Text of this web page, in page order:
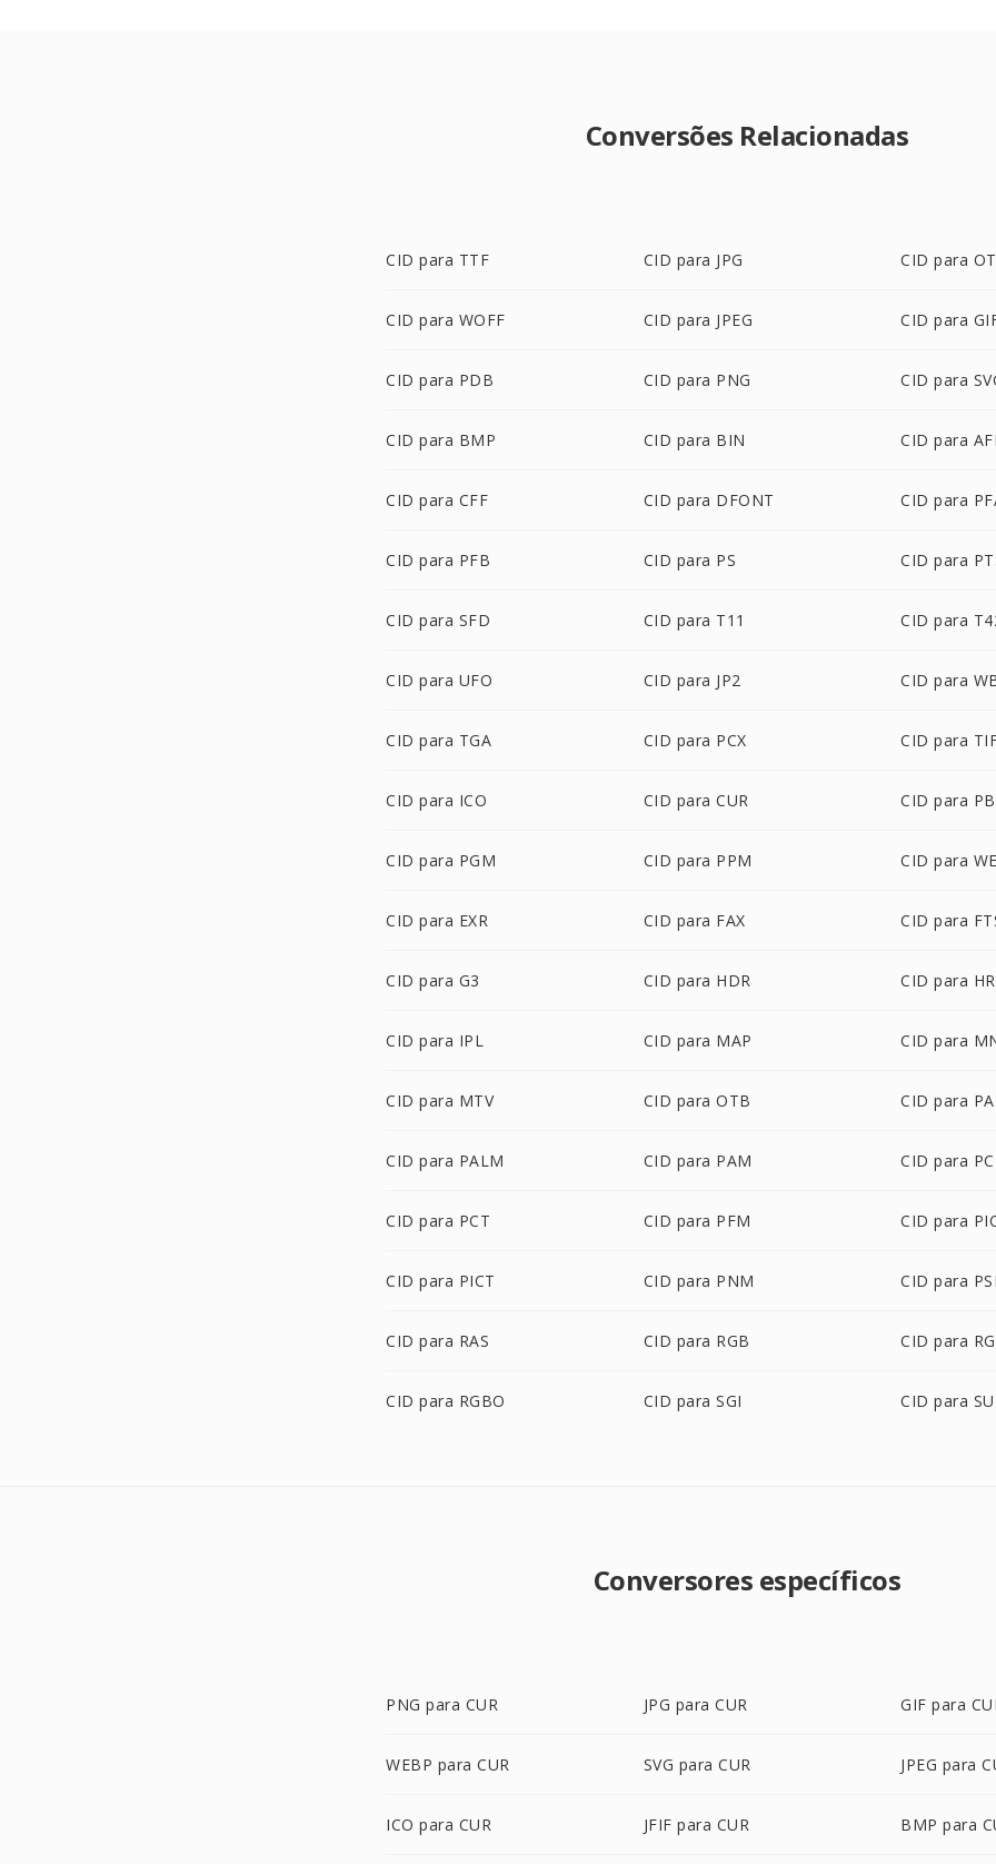
Conversões Relacionadas
CID para TTF CID para JPG CID para
CID para WOFF CID para JPEG CID para
CID para PDB CID para PNG CID para
CID para BMP CID para BIN CID para
CID para CFF CID para DFONT CID para
CID para PFB CID para PS CID para
CID para SFD CID para T11 CID para
CID para UFO CID para JP2 CID para
CID para TGA CID para PCX CID para
CID para ICO CID para CUR CID para
CID para PGM CID para PPM CID para
CID para EXR CID para FAX CID para
CID para G3 CID para HDR CID para
CID para IPL CID para MAP CID para
CID para MTV CID para OTB CID para
CID para PALM CID para PAM CID para
CID para PCT CID para PFM CID para
CID para PICT CID para PNM CID para
CID para RAS CID para RGB CID para
CID para RGBO CID para SGI CID para
Conversores específicos
PNG para CUR JPG para CUR GIF para
WEBP para CUR SVG para CUR JPEG para
ICO para CUR JFIF para CUR BMP para